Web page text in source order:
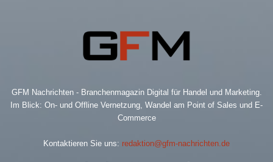
GFM Nachrichten - Branchenmagazin Digital für Handel und Marketing.
Im Blick: On- und Offline Vernetzung, Wandel am Point of Sales und E-
Commerce
Kontaktieren Sie uns: redaktion@gfm-nachrichten.de